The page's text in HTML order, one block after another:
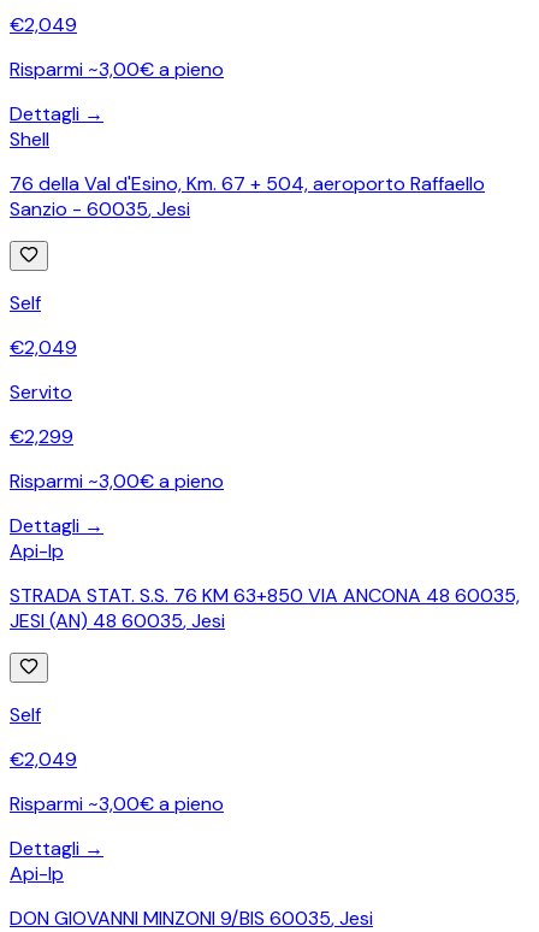
€2,049
Risparmi ~3,00€ a pieno
Dettagli →
Shell
76 della Val d'Esino, Km. 67 + 504, aeroporto Raffaello
Sanzio - 60035,Jesi
Self
€2,049
Servito
€2,299
Risparmi ~3,00€ a pieno
Dettagli →
Api-Ip
STRADA STAT. S.S. 76 KM 63+850 VIA ANCONA 48 60035,
JESI (AN) 48 60035,Jesi
Self
€2,049
Risparmi ~3,00€ a pieno
Dettagli →
Api-Ip
DON GIOVANNI MINZONI 9/BIS 60035,Jesi